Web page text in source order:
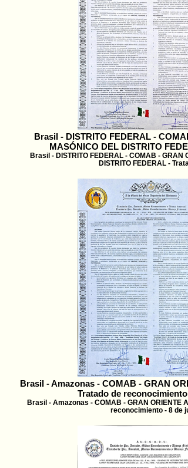
Brasil - DISTRITO FEDERAL -
MASÓNICO DEL DISTRITO
Brasil - DISTRITO FEDERAL - COMAB - GRAN
DISTRITO FEDERAL -
Brasil - Amazonas - COMAB - GRAN
Tratado de reconocimiento
Brasil - Amazonas - COMAB - GRAN ORIENTE
reconocimiento - 8 de jul